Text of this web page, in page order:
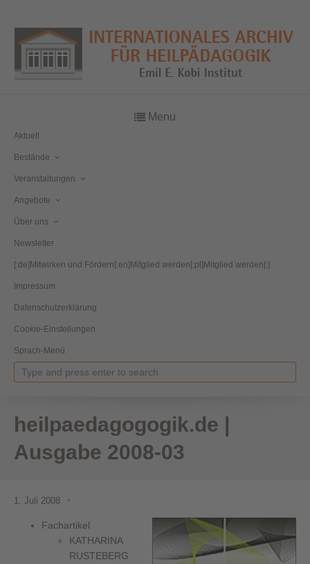
Menu
Aktuell
Bestände
Veranstaltungen
Angebote
Über uns
Newsletter
[:de]Mitwirken und Fördern[:en]Mitglied werden[:pl]Mitglied werden[:]
Impressum
Datenschutzerklärung
Cookie-Einstellungen
Sprach-Menü
heilpaedagogogik.de |
Ausgabe 2008-03
1. Juli 2008
Fachartikel
KATHARINA
RUSTEBERG